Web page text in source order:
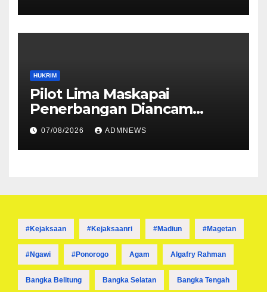
HUKRIM
Pilot Lima Maskapai
Penerbangan Diancam
Ditembak Mati OPM
07/08/2026 ADMNEWS
#kejaksaan #kejaksaanri #madiun #magetan
#ngawi #ponorogo Agam Algafry Rahman
Bangka Belitung Bangka Selatan Bangka Tengah